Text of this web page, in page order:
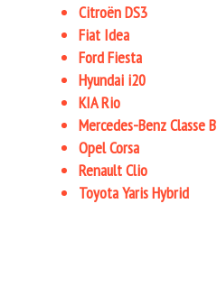
Citroën DS3
Fiat Idea
Ford Fiesta
Hyundai i20
KIA Rio
Mercedes-Benz Classe B
Opel Corsa
Renault Clio
Toyota Yaris Hybrid